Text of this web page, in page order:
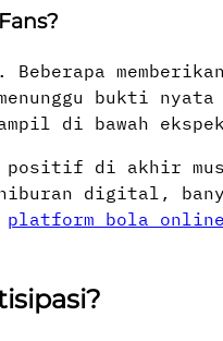
Beberapa
bukti
di bawah
di akhir
digital,
platform bola